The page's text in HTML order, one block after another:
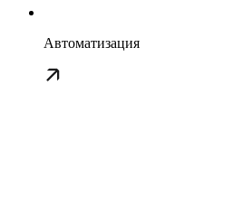
Автоматизация